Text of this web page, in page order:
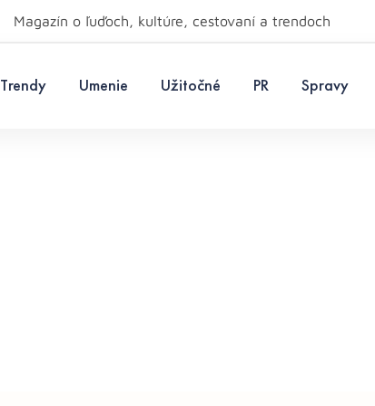
Magazín o ľuďoch, kultúre, cestovaní a trendoch
Trendy Umenie Užitočné PR Spravy